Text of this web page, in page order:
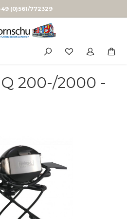
(0)561/772329
200-/2000 -